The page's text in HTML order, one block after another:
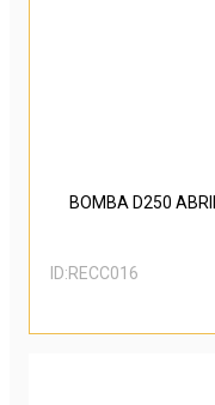
BOMBA D250
ID:RECC016